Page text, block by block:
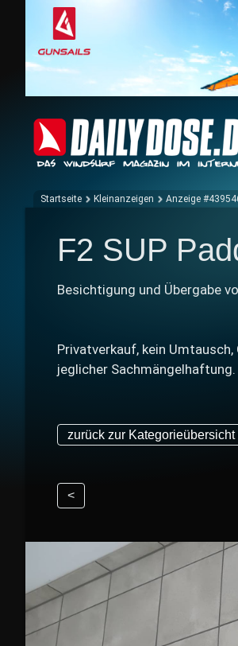
Startseite Kleinanzeigen Anzeige
F2 SUP
Besichtigung und Übergabe
Privatverkauf, kein
jeglicher Sachmängelhaftung.
zurück zur
<